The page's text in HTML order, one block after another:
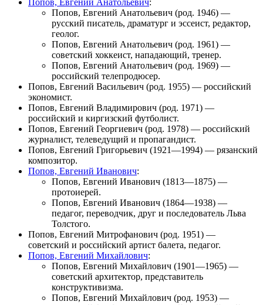
Попов, Евгений Анатольевич (род. 1946) —
русский писатель, драматург и эссеист, редактор,
геолог.
Попов, Евгений Анатольевич (род. 1961) —
советский хоккеист, нападающий, тренер.
Попов, Евгений Анатольевич (род. 1969) —
российский телепродюсер.
Попов, Евгений Васильевич (род. 1955) — российский
экономист.
Попов, Евгений Владимирович (род. 1971) —
российский и киргизский футболист.
Попов, Евгений Георгиевич (род. 1978) — российский
журналист, телеведущий и пропагандист.
Попов, Евгений Григорьевич (1921—1994) — рязанский
композитор.
Попов, Евгений Иванович:
Попов, Евгений Иванович (1813—1875) —
протоиерей.
Попов, Евгений Иванович (1864—1938) —
педагог, переводчик, друг и последователь Льва
Толстого.
Попов, Евгений Митрофанович (род. 1951) —
советский и российский артист балета, педагог.
Попов, Евгений Михайлович:
Попов, Евгений Михайлович (1901—1965) —
советский архитектор, представитель
конструктивизма.
Попов, Евгений Михайлович (род. 1953) —